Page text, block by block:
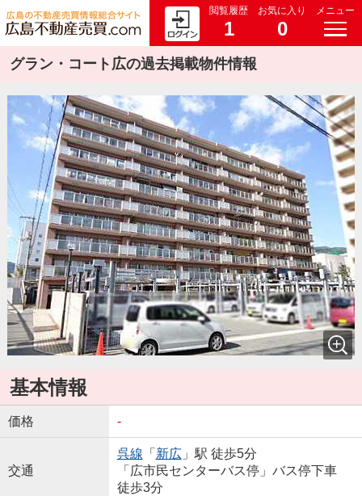
閲覧履歴
1
お気に入り
0
メニュー
グラン・コート広の過去掲載物件情報
基本情報
価格 -
交通
呉線 「 新広」駅 徒歩5分
「広市民センターバス停」バス停下車
徒歩3分